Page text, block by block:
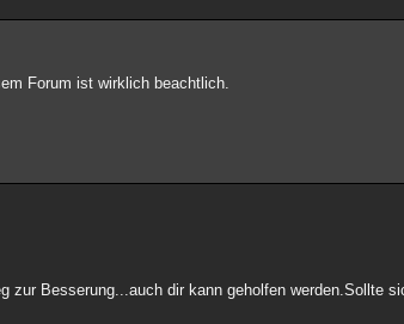
Forum ist wirklich beachtlich.
zur Besserung...auch dir kann geholfen werden.Sollte